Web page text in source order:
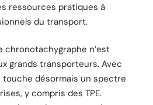
ressources pratiques à
du transport.
chronotachygraphe n’est
grands transporteurs. Avec
touche désormais un spectre
y compris des TPE.